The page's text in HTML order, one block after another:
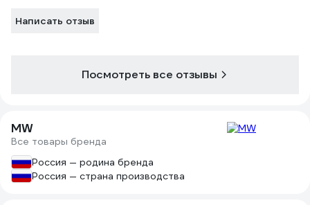
Написать отзыв
Посмотреть все отзывы
MW
Все товары бренда
Россия — родина бренда
Россия — страна производства